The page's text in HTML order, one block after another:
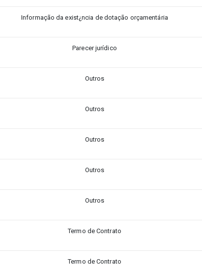
Informação da exist¿ncia de dotação orçamentária
Parecer jurídico
Outros
Outros
Outros
Outros
Outros
Termo de Contrato
Termo de Contrato